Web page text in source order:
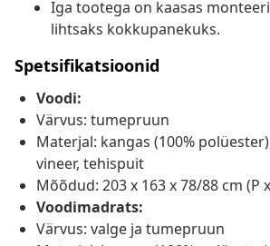
Iga tootega on kaasas
lihtsaks kokkupanekuks.
Spetsifikatsioonid
Voodi:
Värvus: tumepruun
Materjal: kangas (100%
vineer, tehispuit
Mõõdud: 203 x 163 x 78/88 cm (P
Voodimadrats:
Värvus: valge ja tumepruun